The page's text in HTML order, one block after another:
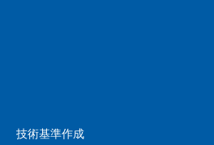
技術基準作成